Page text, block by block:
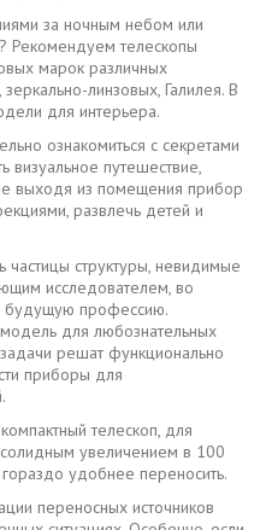
за ночным небом или
Рекомендуем телескопы
марок различных
линзовых, Галилея. В
для интерьера.
ознакомиться с секретами
визуальное путешествие,
выходя из помещения прибор
развлечь детей и
частицы структуры, невидимые
исследователем, во
будущую профессию.
для любознательных
решат функционально
приборы для
телескоп, для
увеличением в 100
удобнее переносить.
переносных источников